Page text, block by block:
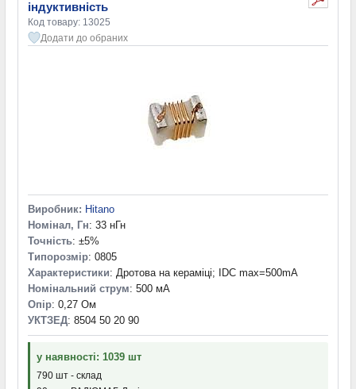
індуктивність
Код товару: 13025
Додати до обраних
Виробник: Hitano
Номінал, Гн: 33 нГн
Точність: ±5%
Типорозмір: 0805
Характеристики: Дротова на кераміці; IDC max=500mA
Номінальний струм: 500 мА
Опір: 0,27 Ом
УКТЗЕД: 8504 50 20 90
у наявності: 1039 шт
790 шт - склад